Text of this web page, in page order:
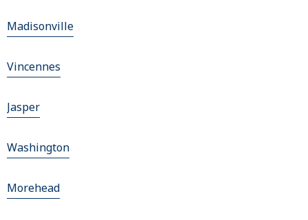
Madisonville
Vincennes
Jasper
Washington
Morehead